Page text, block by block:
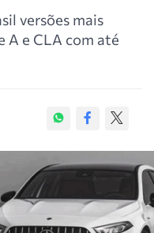
versões mais
A e CLA com até